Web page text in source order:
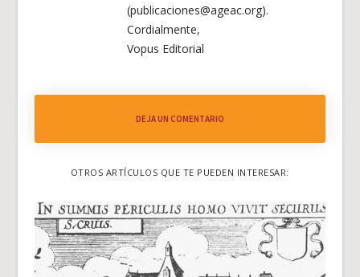
(publicaciones@ageac.org).
Cordialmente,
Vopus Editorial
DEJA UN COMENTARIO
OTROS ARTÍCULOS QUE TE PUEDEN INTERESAR: